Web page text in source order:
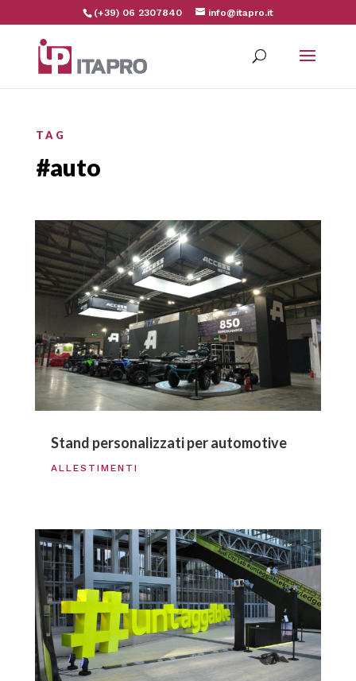
(+39) 06 2307840 info@itapro.it
TAG
#auto
Stand personalizzati per automotive
ALLESTIMENTI